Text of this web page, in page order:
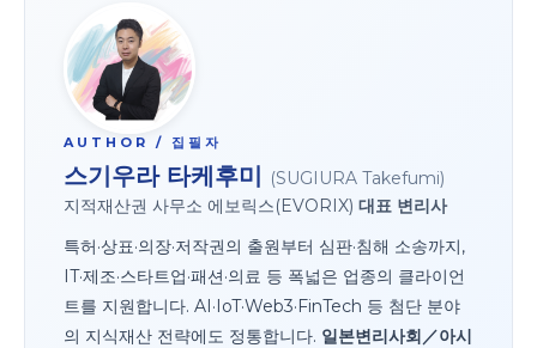
AUTHOR / 집필자
스기우라 타케후미 (SUGIURA Takefumi)
지적재산권 사무소 에보릭스(EVORIX) 대표 변리사
특허·상표·의장·저작권의 출원부터 심판·침해 소송까지,
IT·제조·스타트업·패션·의료 등 폭넓은 업종의 클라이언
트를 지원합니다. AI·IoT·Web3·FinTech 등 첨단 분야
의 지식재산 전략에도 정통합니다. 일본변리사회／아시